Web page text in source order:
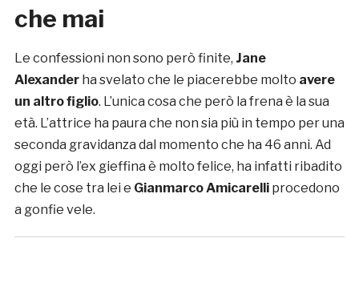
che mai
Le confessioni non sono però finite, Jane
Alexander ha svelato che le piacerebbe molto avere
un altro figlio. L’unica cosa che però la frena è la sua
età. L’attrice ha paura che non sia più in tempo per una
seconda gravidanza dal momento che ha 46 anni. Ad
oggi però l’ex gieffina è molto felice, ha infatti ribadito
che le cose tra lei e Gianmarco Amicarelli procedono
a gonfie vele.